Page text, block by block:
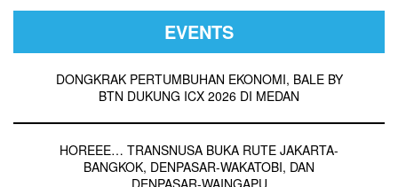
EVENTS
DONGKRAK PERTUMBUHAN EKONOMI, BALE BY
BTN DUKUNG ICX 2026 DI MEDAN
HOREEE… TRANSNUSA BUKA RUTE JAKARTA-
BANGKOK, DENPASAR-WAKATOBI, DAN
DENPASAR-WAINGAPU